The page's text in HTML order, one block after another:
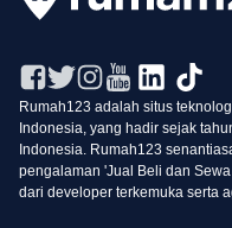
Rumah123 adalah situs
Indonesia, yang hadir sejak
Indonesia. Rumah123
pengalaman 'Jual Beli dan
dari developer terkemuka serta